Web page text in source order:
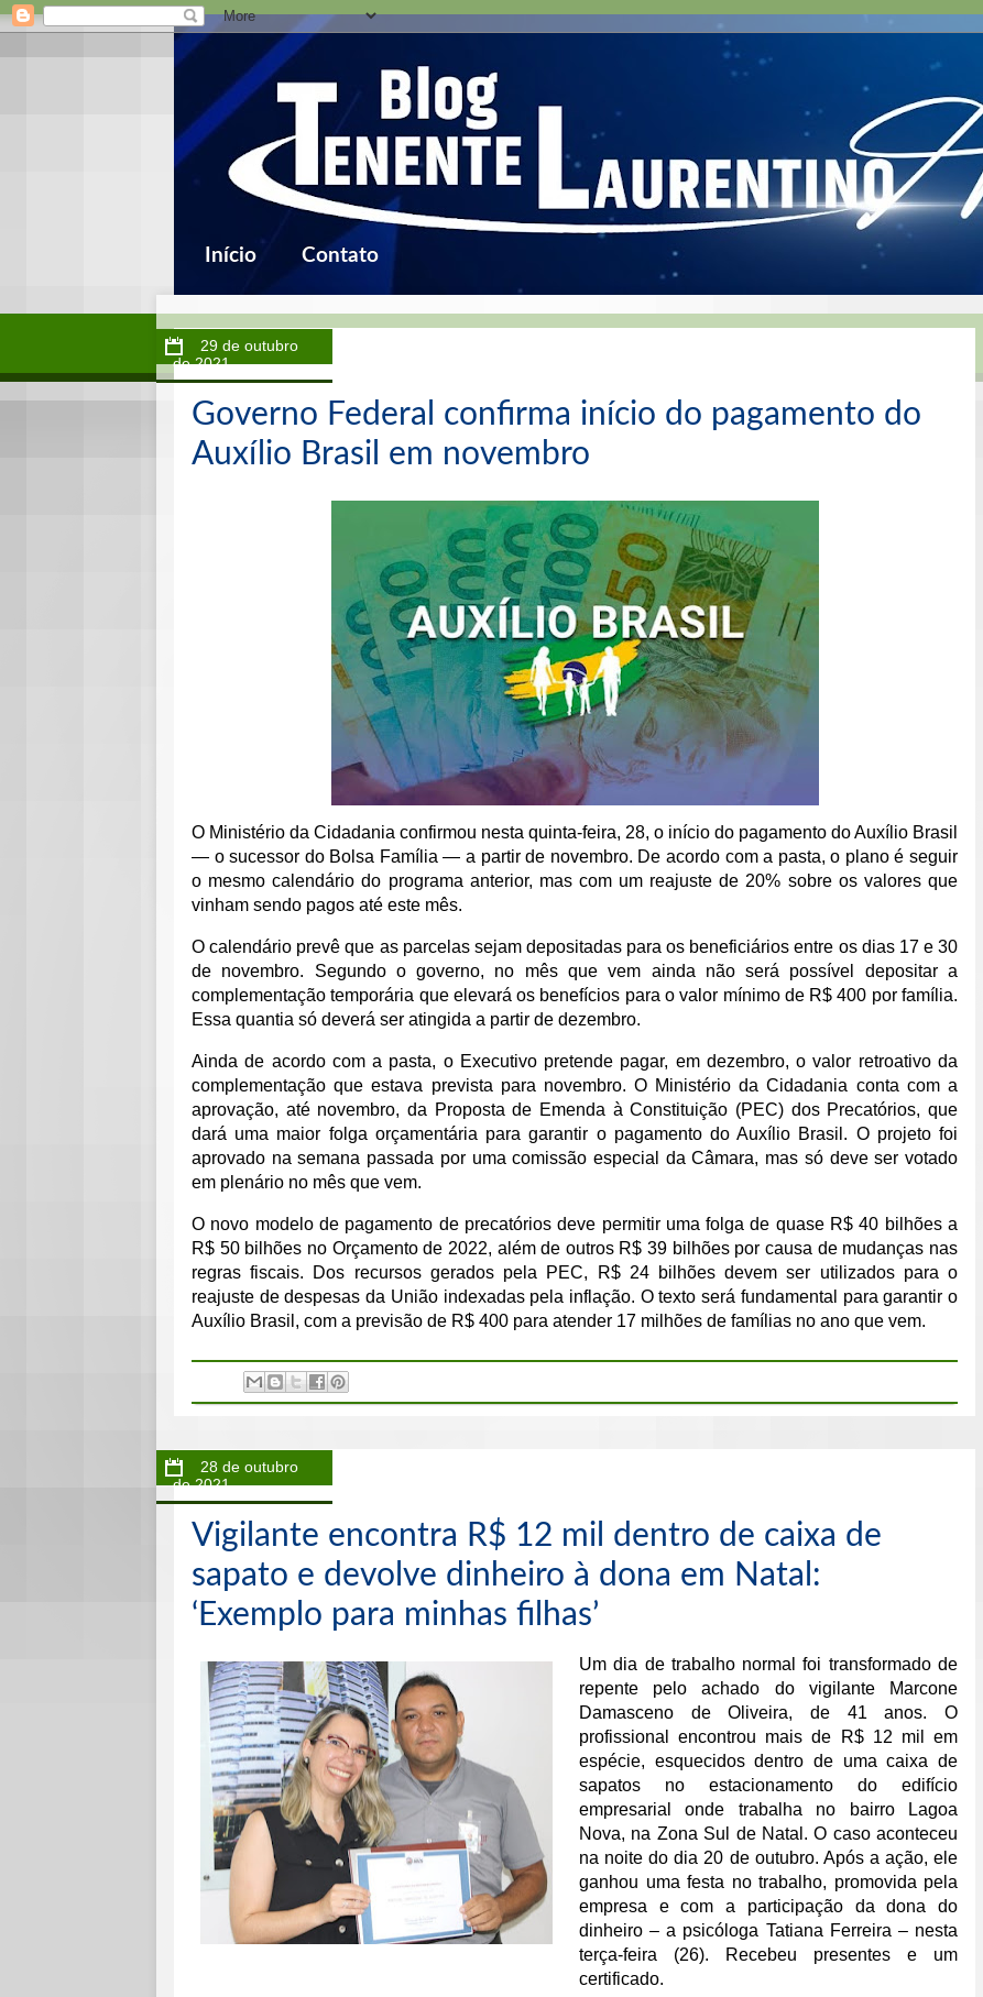
Início Contato
29 de outubro
de 2021
Governo Federal confirma início do pagamento do
Auxílio Brasil em novembro
O Ministério da Cidadania confirmou nesta quinta-feira, 28, o início do pagamento do Auxílio Brasil
— o sucessor do Bolsa Família — a partir de novembro. De acordo com a pasta, o plano é seguir
o mesmo calendário do programa anterior, mas com um reajuste de 20% sobre os valores que
vinham sendo pagos até este mês.
O calendário prevê que as parcelas sejam depositadas para os beneficiários entre os dias 17 e 30
de novembro. Segundo o governo, no mês que vem ainda não será possível depositar a
complementação temporária que elevará os benefícios para o valor mínimo de R$ 400 por família.
Essa quantia só deverá ser atingida a partir de dezembro.
Ainda de acordo com a pasta, o Executivo pretende pagar, em dezembro, o valor retroativo da
complementação que estava prevista para novembro. O Ministério da Cidadania conta com a
aprovação, até novembro, da Proposta de Emenda à Constituição (PEC) dos Precatórios, que
dará uma maior folga orçamentária para garantir o pagamento do Auxílio Brasil. O projeto foi
aprovado na semana passada por uma comissão especial da Câmara, mas só deve ser votado
em plenário no mês que vem.
O novo modelo de pagamento de precatórios deve permitir uma folga de quase R$ 40 bilhões a
R$ 50 bilhões no Orçamento de 2022, além de outros R$ 39 bilhões por causa de mudanças nas
regras fiscais. Dos recursos gerados pela PEC, R$ 24 bilhões devem ser utilizados para o
reajuste de despesas da União indexadas pela inflação. O texto será fundamental para garantir o
Auxílio Brasil, com a previsão de R$ 400 para atender 17 milhões de famílias no ano que vem.
28 de outubro
de 2021
Vigilante encontra R$ 12 mil dentro de caixa de
sapato e devolve dinheiro à dona em Natal:
‘Exemplo para minhas filhas’
Um dia de trabalho normal foi transformado de
repente pelo achado do vigilante Marcone
Damasceno de Oliveira, de 41 anos. O
profissional encontrou mais de R$ 12 mil em
espécie, esquecidos dentro de uma caixa de
sapatos no estacionamento do edifício
empresarial onde trabalha no bairro Lagoa
Nova, na Zona Sul de Natal .O caso aconteceu
na noite do dia 20 de outubro. Após a ação, ele
ganhou uma festa no trabalho, promovida pela
empresa e com a participação da dona do
dinheiro – a psicóloga Tatiana Ferreira – nesta
terça-feira (26). Recebeu presentes e um
certificado.